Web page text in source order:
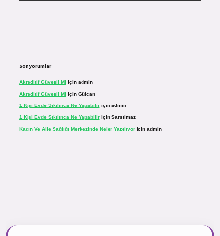
Son yorumlar
Akreditif Güvenli Mi için admin
Akreditif Güvenli Mi için Gülcan
1 Kişi Evde Sıkılınca Ne Yapabiliriçin admin
1 Kişi Evde Sıkılınca Ne Yapabiliriçin Sarsılmaz
Kadın Ve Aile Sağlığı Merkezinde Neler Yapılıyoriçin admin